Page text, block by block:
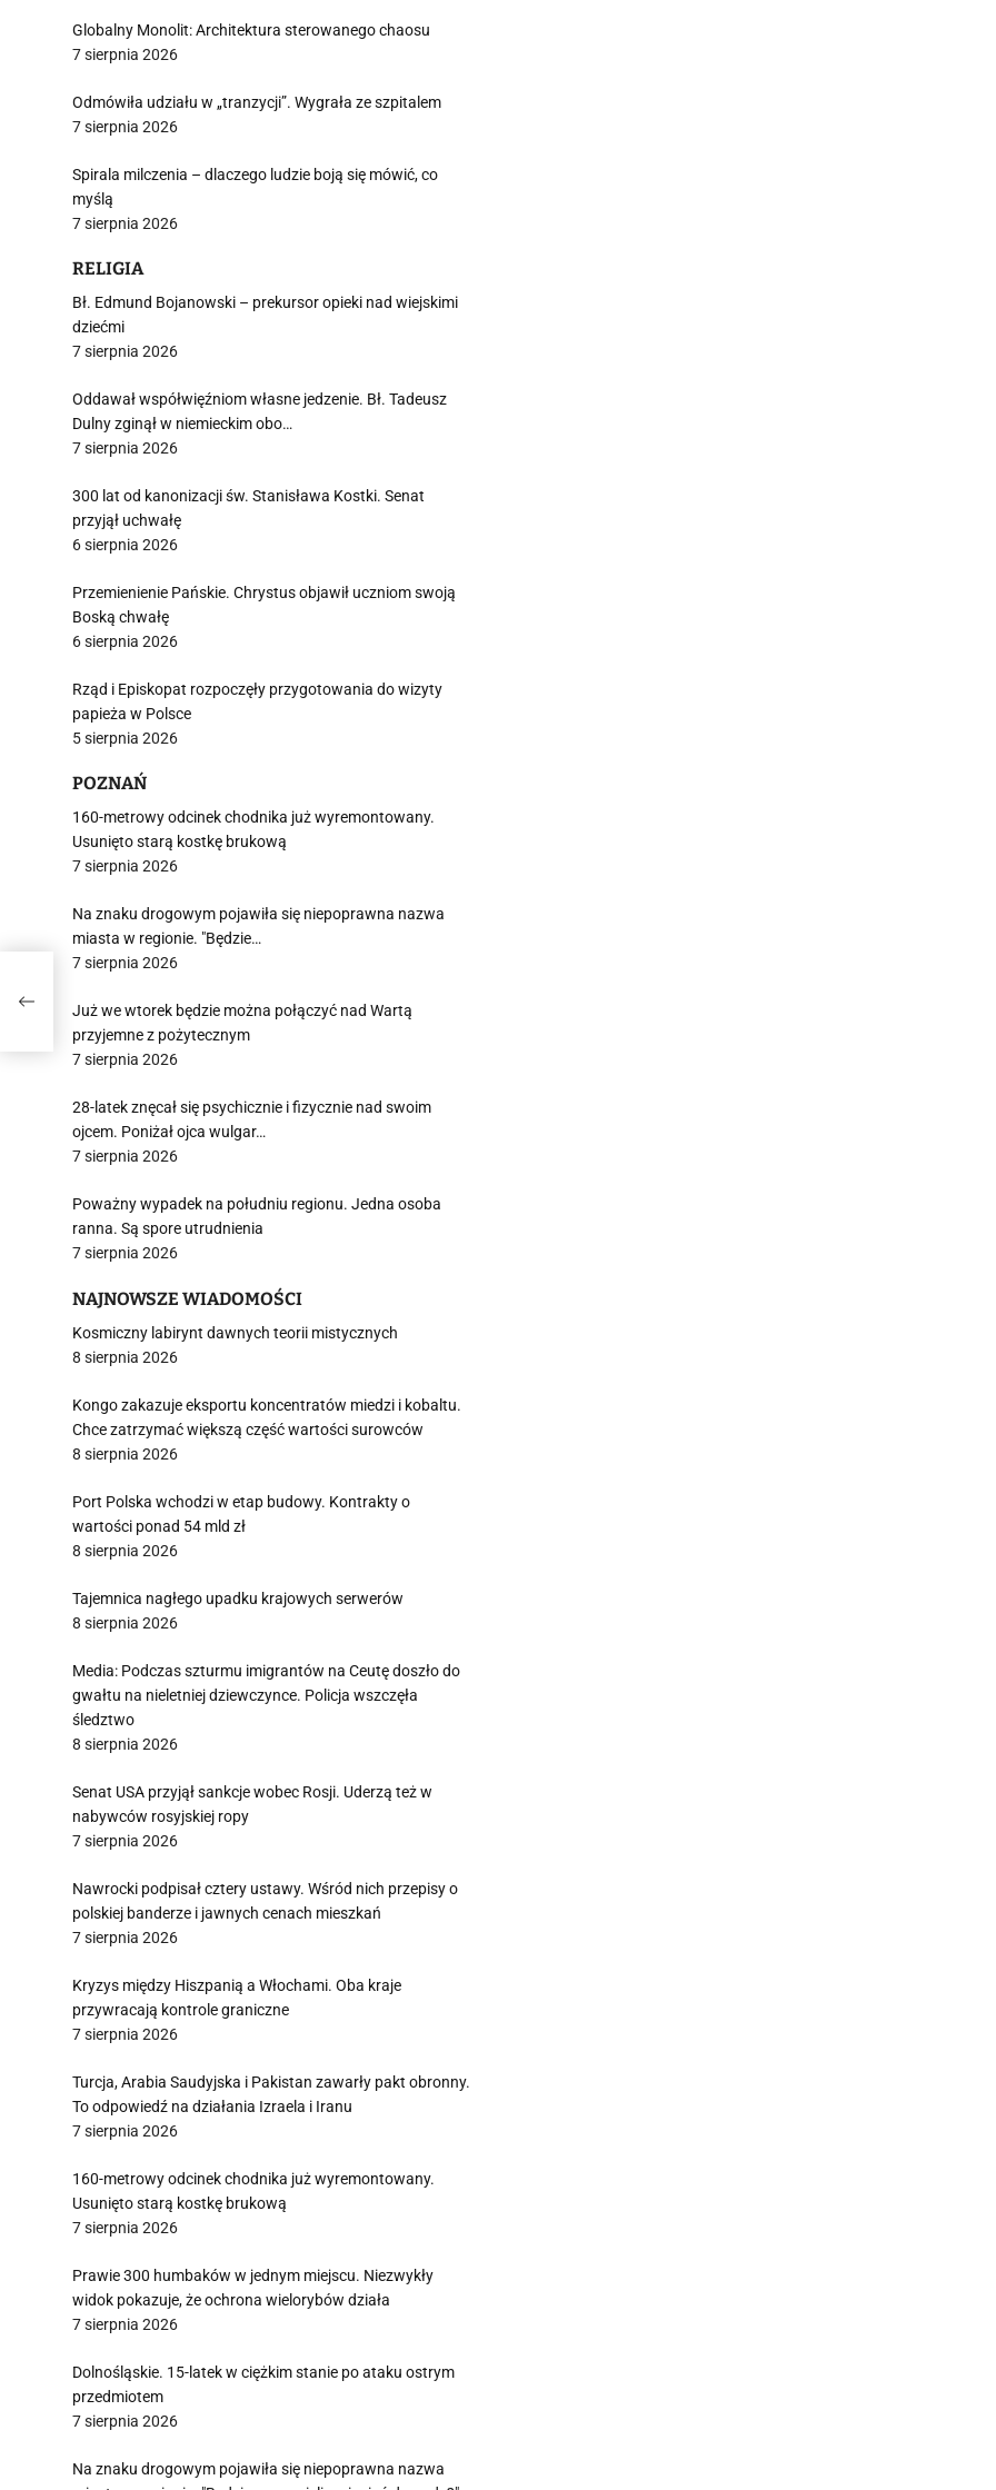
Globalny Monolit: Architektura sterowanego chaosu
7 sierpnia 2026
Odmówiła udziału w „tranzycji”. Wygrała ze szpitalem
7 sierpnia 2026
Spirala milczenia – dlaczego ludzie boją się mówić, co
myślą
7 sierpnia 2026
RELIGIA
Bł. Edmund Bojanowski – prekursor opieki nad wiejskimi
dziećmi
7 sierpnia 2026
Oddawał współwięźniom własne jedzenie. Bł. Tadeusz
Dulny zginął w niemieckim obo…
7 sierpnia 2026
300 lat od kanonizacji św. Stanisława Kostki. Senat
przyjął uchwałę
6 sierpnia 2026
Przemienienie Pańskie. Chrystus objawił uczniom swoją
Boską chwałę
6 sierpnia 2026
Rząd i Episkopat rozpoczęły przygotowania do wizyty
papieża w Polsce
5 sierpnia 2026
POZNAŃ
160-metrowy odcinek chodnika już wyremontowany.
Usunięto starą kostkę brukową
7 sierpnia 2026
Na znaku drogowym pojawiła się niepoprawna nazwa
miasta w regionie. "Będzie…
7 sierpnia 2026
Już we wtorek będzie można połączyć nad Wartą
przyjemne z pożytecznym
7 sierpnia 2026
28-latek znęcał się psychicznie i fizycznie nad swoim
ojcem. Poniżał ojca wulgar…
7 sierpnia 2026
Poważny wypadek na południu regionu. Jedna osoba
ranna. Są spore utrudnienia
7 sierpnia 2026
NAJNOWSZE WIADOMOŚCI
Kosmiczny labirynt dawnych teorii mistycznych
8 sierpnia 2026
Kongo zakazuje eksportu koncentratów miedzi i kobaltu.
Chce zatrzymać większą część wartości surowców
8 sierpnia 2026
Port Polska wchodzi w etap budowy. Kontrakty o
wartości ponad 54 mld zł
8 sierpnia 2026
Tajemnica nagłego upadku krajowych serwerów
8 sierpnia 2026
Media: Podczas szturmu imigrantów na Ceutę doszło do
gwałtu na nieletniej dziewczynce. Policja wszczęła
śledztwo
8 sierpnia 2026
Senat USA przyjął sankcje wobec Rosji. Uderzą też w
nabywców rosyjskiej ropy
7 sierpnia 2026
Nawrocki podpisał cztery ustawy. Wśród nich przepisy o
polskiej banderze i jawnych cenach mieszkań
7 sierpnia 2026
Kryzys między Hiszpanią a Włochami. Oba kraje
przywracają kontrole graniczne
7 sierpnia 2026
Turcja, Arabia Saudyjska i Pakistan zawarły pakt obronny.
To odpowiedź na działania Izraela i Iranu
7 sierpnia 2026
160-metrowy odcinek chodnika już wyremontowany.
Usunięto starą kostkę brukową
7 sierpnia 2026
Prawie 300 humbaków w jednym miejscu. Niezwykły
widok pokazuje, że ochrona wielorybów działa
7 sierpnia 2026
Dolnośląskie. 15-latek w ciężkim stanie po ataku ostrym
przedmiotem
7 sierpnia 2026
Na znaku drogowym pojawiła się niepoprawna nazwa